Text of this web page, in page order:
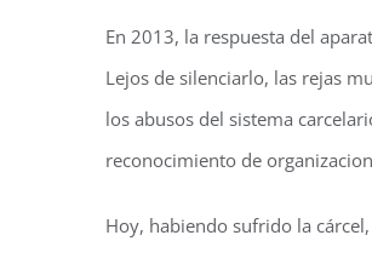
En 2013, la respuesta del
Lejos de silenciarlo, las rejas
los abusos del sistema
reconocimiento de
Hoy, habiendo sufrido la